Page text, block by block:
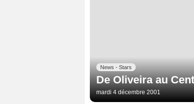
News - Stars
De Oliveira au
mardi 4 décembre 2001